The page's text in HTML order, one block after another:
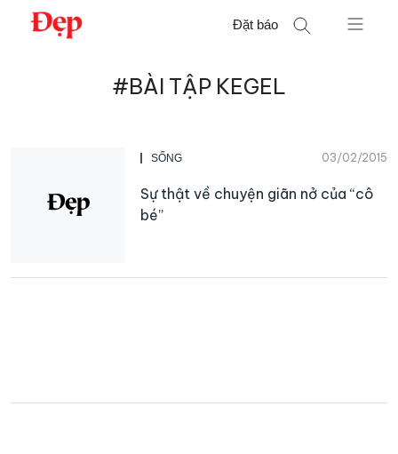
Chuyển
Đặt báo
#BÀI TẬP KEGEL
SỐNG 03/02/2015
Sự thật về chuyện giãn nở của “cô
bé”